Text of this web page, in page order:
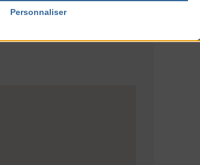
Personnaliser